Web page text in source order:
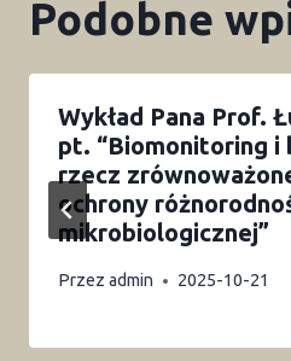
Podobne
Wykład Pana Prof.
pt. “Biomonitoring i
rzecz
ochrony
mikrobiologicznej”
Przez admin 2025-10-21